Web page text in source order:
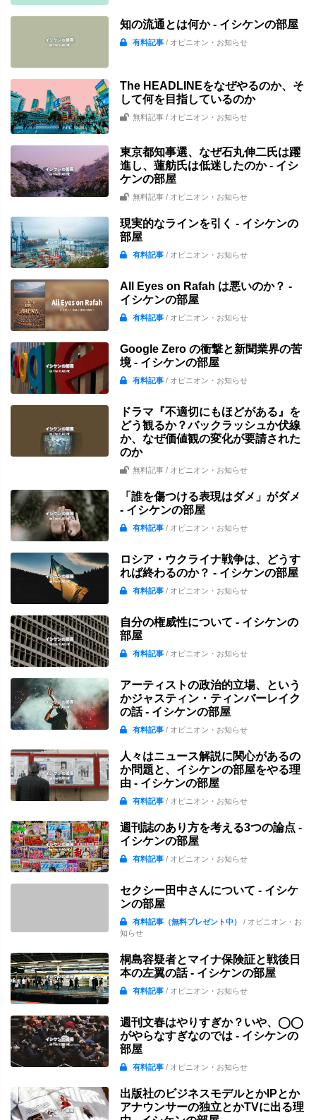
知の流通とは何か - イシケンの部屋
有料記事/ オピニオン・お知らせ
The HEADLINEをなぜやるのか、そ
して何を目指しているのか
無料記事 / オピニオン・お知らせ
東京都知事選、なぜ石丸伸二氏は躍
進し、蓮舫氏は低迷したのか - イシ
ケンの部屋
無料記事 / オピニオン・お知らせ
現実的なラインを引く - イシケンの
部屋
有料記事/ オピニオン・お知らせ
All Eyes on Rafah は悪いのか？ -
イシケンの部屋
有料記事/ オピニオン・お知らせ
Google Zero の衝撃と新聞業界の苦
境 - イシケンの部屋
有料記事/ オピニオン・お知らせ
ドラマ『不適切にもほどがある』を
どう観るか？バックラッシュか伏線
か、なぜ価値観の変化が要請された
のか
無料記事 / オピニオン・お知らせ
「誰を傷つける表現はダメ」がダメ
- イシケンの部屋
有料記事/ オピニオン・お知らせ
ロシア・ウクライナ戦争は、どうす
れば終わるのか？ - イシケンの部屋
有料記事/ オピニオン・お知らせ
自分の権威性について - イシケンの
部屋
有料記事/ オピニオン・お知らせ
アーティストの政治的立場、という
かジャスティン・ティンバーレイク
の話 - イシケンの部屋
有料記事/ オピニオン・お知らせ
人々はニュース解説に関心があるの
か問題と、イシケンの部屋をやる理
由 - イシケンの部屋
有料記事/ オピニオン・お知らせ
週刊誌のあり方を考える3つの論点 -
イシケンの部屋
有料記事/ オピニオン・お知らせ
セクシー田中さんについて - イシケ
ンの部屋
有料記事（無料プレゼント中）/ オピニオン・お
知らせ
桐島容疑者とマイナ保険証と戦後日
本の左翼の話 - イシケンの部屋
有料記事/ オピニオン・お知らせ
週刊文春はやりすぎか？いや、◯◯
がやらなすぎなのでは - イシケンの
部屋
有料記事/ オピニオン・お知らせ
出版社のビジネスモデルとかIPとか
アナウンサーの独立とかTVに出る理